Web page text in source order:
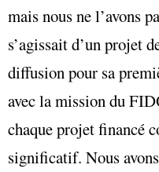
mais nous ne l’avons
s’agissait d’un projet
diffusion pour sa
avec la mission du
chaque projet financé
significatif. Nous